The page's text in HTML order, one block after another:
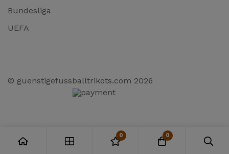
Bundesliga
UEFA
© guenstigefussballtrikots.com 2026
0 0